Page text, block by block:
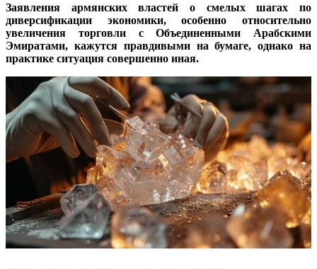
Заявления армянских властей о смелых шагах по
диверсификации экономики, особенно относительно
увеличения торговли с Объединенными Арабскими
Эмиратами, кажутся правдивыми на бумаге, однако на
практике ситуация совершенно иная.